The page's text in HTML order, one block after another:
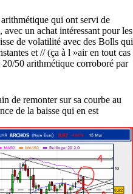
qui ont servi de
un achat intéressant pour les
de volatilité avec des Bolls qui
et // (ça à l »air en tout cas
50 arithmétique corroboré par
de remonter sur sa courbe au
de la baisse qui en est